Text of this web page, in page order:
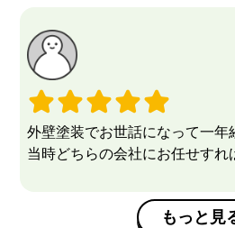
外壁塗装でお世話になって一年
当時どちらの会社にお任せすれ
あかつき様でお話を伺った際の
データーに基づき自信をもって
もっと見